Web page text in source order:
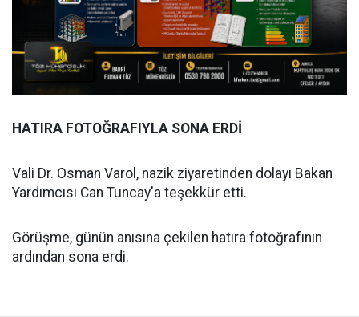
HATIRA FOTOĞRAFIYLA SONA ERDİ
Vali Dr. Osman Varol, nazik ziyaretinden dolayı Bakan
Yardımcısı Can Tuncay'a teşekkür etti.
Görüşme, günün anısına çekilen hatıra fotoğrafının
ardından sona erdi.